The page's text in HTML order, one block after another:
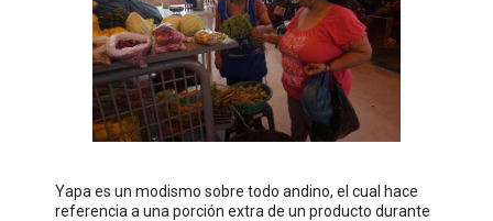
Yapa es un modismo sobre todo andino, el cual hace
referencia a una porción extra de un producto durante